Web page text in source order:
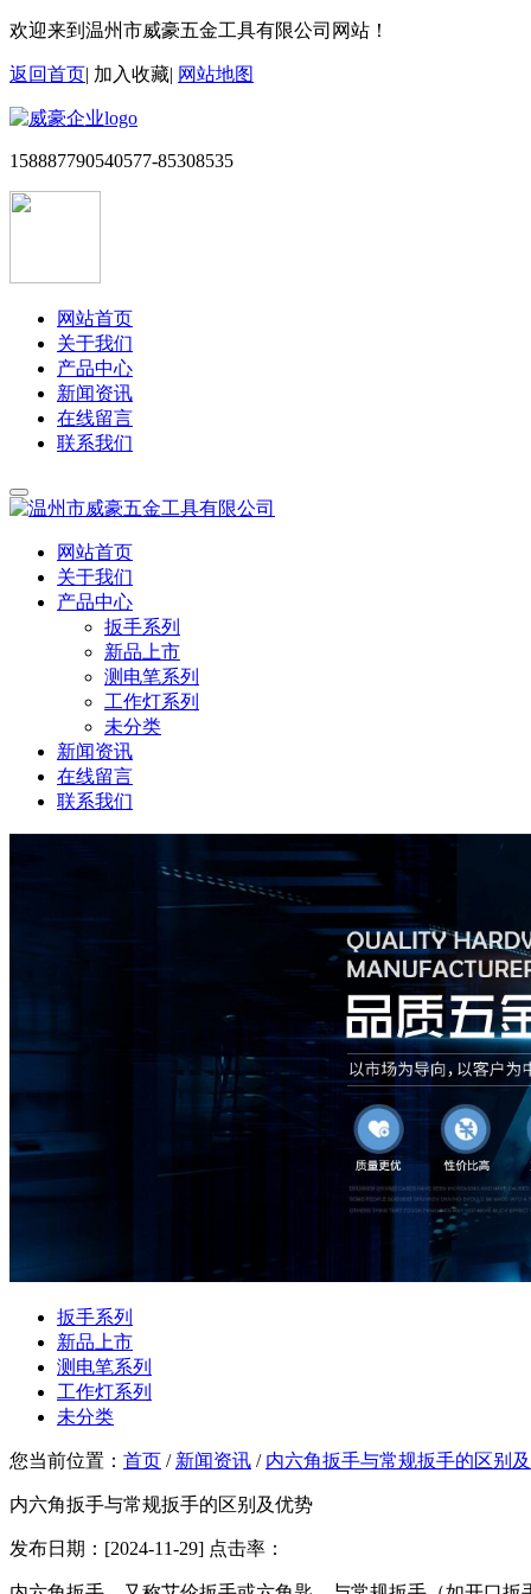
欢迎来到温州市威豪五金工具有限公司网站！
返回首页| 加入收藏| 网站地图
158887790540577-85308535
网站首页
关于我们
产品中心
新闻资讯
在线留言
联系我们
网站首页
关于我们
产品中心
扳手系列
新品上市
测电笔系列
工作灯系列
未分类
新闻资讯
在线留言
联系我们
扳手系列
新品上市
测电笔系列
工作灯系列
未分类
您当前位置： 首页 / 新闻资讯 / 内六角扳手与常规扳手的区别
内六角扳手与常规扳手的区别及优势
发布日期：[2024-11-29] 点击率：